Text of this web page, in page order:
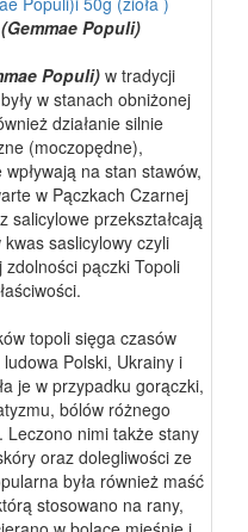
Populi)
Populi)w tradycji
w stanach obniżonej
działanie silnie
(moczopędne),
na stan stawów,
w Pączkach Czarnej
salicylowe przekształcają
saslicylowy czyli
pączki Topoli
topoli sięga czasów
Polski, Ukrainy i
je w przypadku gorączki,
bólów różnego
nimi także stany
oraz dolegliwości ze
była również maść
stosowano na rany,